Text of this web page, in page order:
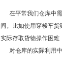
在平常我们仓库中需
间。比如使用穿梭车
实际存取货物操作困难
对仓库的实际利用中